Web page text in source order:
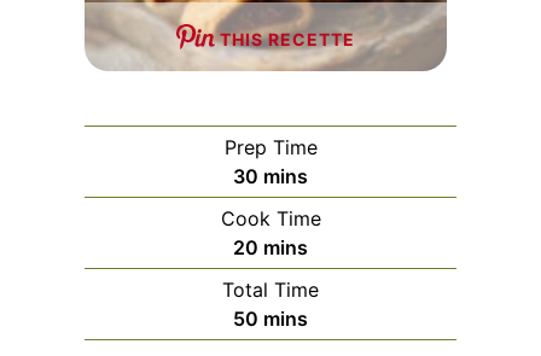
THIS RECETTE
Prep Time
30 minutes
mins
Cook Time
20 minutes
mins
Total Time
50 minutes
mins